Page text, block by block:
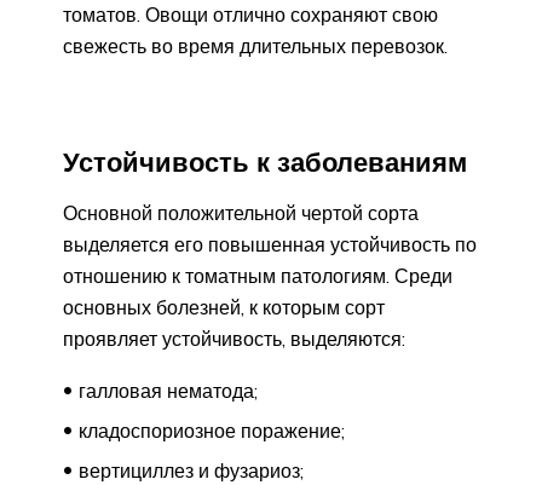
томатов. Овощи отлично сохраняют свою
свежесть во время длительных перевозок.
Устойчивость к заболеваниям
Основной положительной чертой сорта
выделяется его повышенная устойчивость по
отношению к томатным патологиям. Среди
основных болезней, к которым сорт
проявляет устойчивость, выделяются:
галловая нематода;
кладоспориозное поражение;
вертициллез и фузариоз;